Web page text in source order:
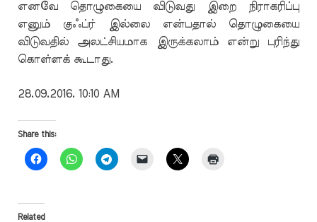
எனவே தொழுகையை விடுவது இறை நிராகரிப்பு
எனும் குஃப்ர் இல்லை என்பதால் தொழுகையை
விடுவதில் அலட்சியமாக இருக்கலாம் என்று புரிந்து
கொள்ளக் கூடாது.
28.09.2016. 10:10 AM
Share this:
Related